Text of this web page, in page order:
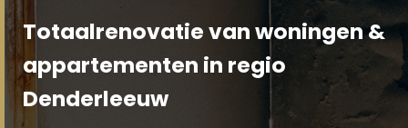
Totaalrenovatie van woningen &
appartementen in regio
Denderleeuw